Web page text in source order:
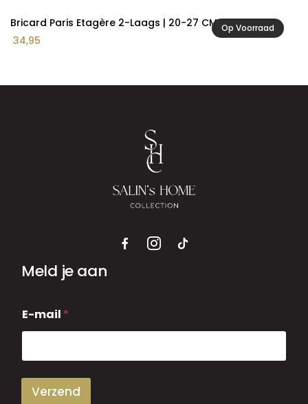
Op Voorraad
Bricard Paris Etagère 2-Laags | 20-27 CM
34,95
Meld je aan
-
m
i
E-mail *
Verzend